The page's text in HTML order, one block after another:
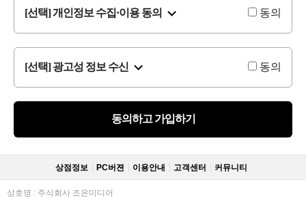
[선택] 개인정보 수집·이용 동의 동의
[선택] 광고성 정보 수신 동의
동의하고 가입하기
상점정보 PC버젼 이용안내 고객센터 커뮤니티
상호명 : 주식회사 조은미디어